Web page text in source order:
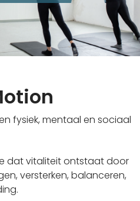
fysiek, mentaal en sociaal
dat vitaliteit ontstaat door
versterken, balanceren,